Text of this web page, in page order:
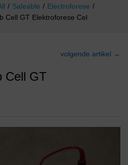
/ Saleable / Electroforese /
Cell GT Elektroforese Cel
volgende artikel →
Cell GT